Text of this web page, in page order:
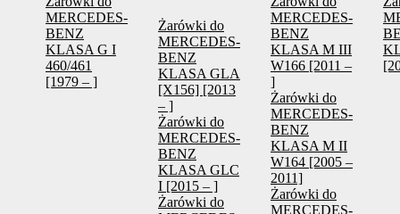
MERCEDES-
BENZ
KLASA G I
460/461
[1979 – ]
Żarówki do
MERCEDES-
BENZ
KLASA GLA
[X156] [2013
– ]
Żarówki do
MERCEDES-
BENZ
KLASA GLC
I [2015 – ]
Żarówki do
MERCEDES-
BENZ
KLASA M III
W166 [2011 –
]
Żarówki do
MERCEDES-
BENZ
KLASA M II
W164 [2005 –
2011]
Żarówki do
MERCEDES-